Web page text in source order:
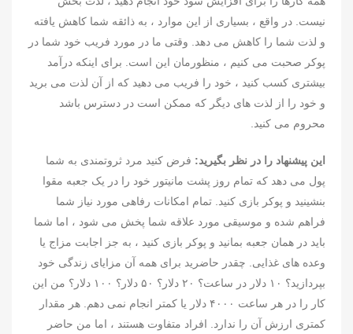
نیست. در واقع ، بسیاری از این موارد ، به ذائقه شما کاهش یافته
و لذت شما را کاهش می دهد. وقتی ما در مورد فریب خود شما در
پوکر صحبت می کنیم ، منظورمان این است. برای اینکه درآمد
بیشتری کسب کنید ، خود را فریب می دهید که از آن لذت می برید
و خود را از لذت های دیگر که ممکن است در دسترس باشد
محروم می کنید.
این پیشنهاد را در نظر بگیرید: فرض کنید مرد ثروتمندی به شما
پول می دهد که تمام روز پشت مانیتور خود را در یک جعبه مقوا
بنشینید و پوکر بازی کنید. تمام امکانات رفاهی مورد نیاز شما
فراهم شده و موسیقی مورد علاقه شما پخش می شود ، اما شما
باید در همان جعبه بمانید و پوکر بازی کنید ، به جز اجابت مزاج یا
وعده های غذایی. چقدر حاضرید برای همه آن مزایای زندگی خود
بپردازید؟ ۱۰ دلار در ساعت؟ ۲۰ دلار؟ ۵۰ دلار؟ ۱۰۰ دلار؟ من این
کار را در هر ساعت ۴۰۰۰ دلار یا کمتر انجام نمی دهم. هر مقدار
کمتری ارزش آن را ندارد. افراد متفاوت هستند ، اما من حاضر